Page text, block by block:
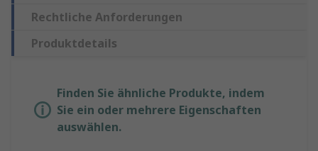
Rechtliche Anforderungen
Produktdetails
Finden Sie ähnliche Produkte, indem
Sie ein oder mehrere Eigenschaften
auswählen.